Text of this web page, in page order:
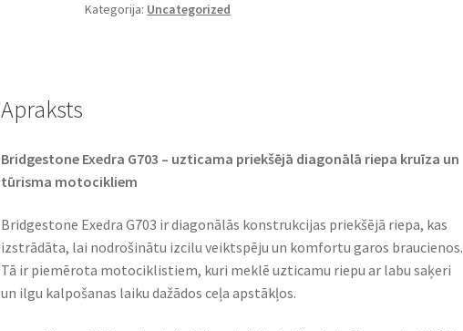
Kategorija: Uncategorized
Apraksts
Bridgestone Exedra G703 – uzticama priekšējā diagonālā riepa kruīza un
tūrisma motocikliem​
Bridgestone Exedra G703 ir diagonālās konstrukcijas priekšējā riepa, kas
izstrādāta, lai nodrošinātu izcilu veiktspēju un komfortu garos braucienos.
Tā ir piemērota motociklistiem, kuri meklē uzticamu riepu ar labu saķeri
un ilgu kalpošanas laiku dažādos ceļa apstākļos.​